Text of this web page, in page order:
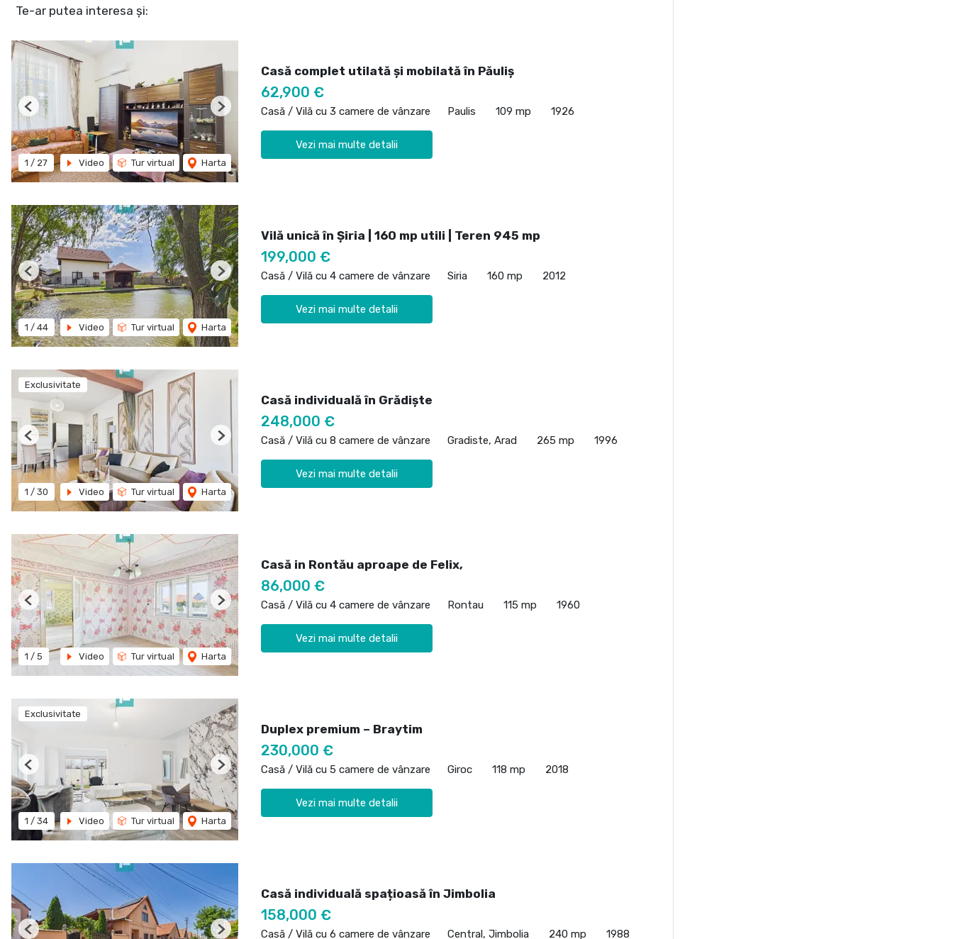
Te-ar putea interesa și:
1 / 27 Video Tur virtual Harta
Previous Next
Casă complet utilată și mobilată în Păuliș
62,900 €
Casă / Vilă cu 3 camere de vânzare Paulis 109 mp 1926
Vezi mai multe detalii
1 / 44 Video Tur virtual Harta
Previous Next
Vilă unică în Șiria | 160 mp utili | Teren 945 mp
199,000 €
Casă / Vilă cu 4 camere de vânzare Siria 160 mp 2012
Vezi mai multe detalii
Exclusivitate
1 / 30 Video Tur virtual Harta
Previous Next
Casă individuală în Grădiște
248,000 €
Casă / Vilă cu 8 camere de vânzare Gradiste, Arad 265 mp 1996
Vezi mai multe detalii
1 / 5 Video Tur virtual Harta
Previous Next
Casă in Rontău aproape de Felix,
86,000 €
Casă / Vilă cu 4 camere de vânzare Rontau 115 mp 1960
Vezi mai multe detalii
Exclusivitate
1 / 34 Video Tur virtual Harta
Previous Next
Duplex premium – Braytim
230,000 €
Casă / Vilă cu 5 camere de vânzare Giroc 118 mp 2018
Vezi mai multe detalii
Previous Next
Casă individuală spațioasă în Jimbolia
158,000 €
Casă / Vilă cu 6 camere de vânzare Central, Jimbolia 240 mp 1988